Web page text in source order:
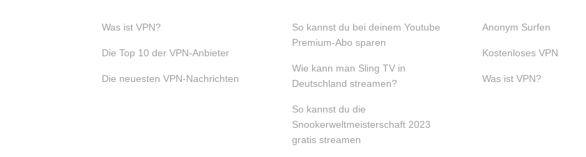
Was ist VPN?
Die Top 10 der VPN-Anbieter
Die neuesten VPN-Nachrichten
So kannst du bei deinem Youtube
Premium-Abo sparen
Wie kann man Sling TV in
Deutschland streamen?
So kannst du die
Snookerweltmeisterschaft 2023
gratis streamen
Anonym Surfen
Kostenloses VPN
Was ist VPN?